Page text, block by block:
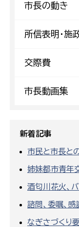
市長の動き
所信表明・施
交際費
市長動画集
新着記事
市民と市長と
姉妹都市青年
酒匂川花火、
諮問、委嘱、
なぎさづくり